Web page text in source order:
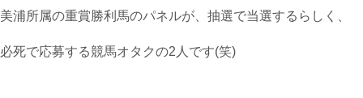
美浦所属の重賞勝利馬のパネルが、抽選で当選するらしく、
必死で応募する競馬オタクの2人です(笑)